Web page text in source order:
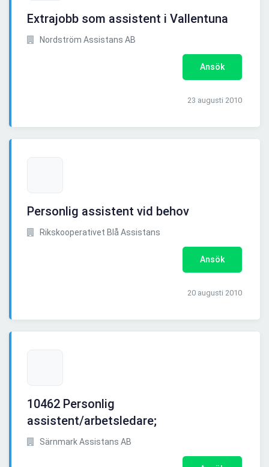
Extrajobb som assistent i Vallentuna
Nordström Assistans AB
Ansök
23 augusti 2010
Personlig assistent vid behov
Rikskooperativet Blå Assistans
Ansök
20 augusti 2010
10462 Personlig
assistent/arbetsledare;
Särnmark Assistans AB